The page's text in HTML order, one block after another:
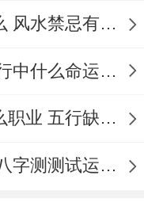
南|点击查看吉
月十八|宜：
入宅等 | 冲猪煞
五行缺火的人需要注意什么 风水禁忌有哪些
五行属什么的命运最好 五行中什么命运势旺盛
五行缺火的人适合从事什么职业 五行缺火的人适合从事的职业有哪些
如何测试自己的运势如何 八字测测试运运程